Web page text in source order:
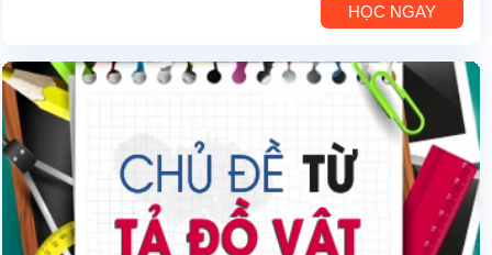
HỌC NGAY